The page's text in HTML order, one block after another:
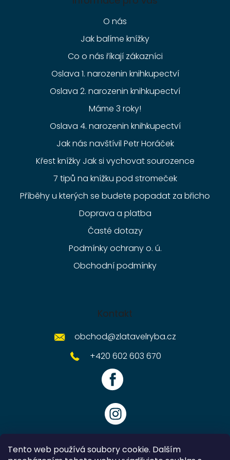
Tento web používá soubory cookie. Dalším
O nás
Jak balíme knížky
Co o nás říkají zákazníci
Oslava 1. narozenin knihkupectví
Oslava 2. narozenin knihkupectví
Máme 3 roky!
Oslava 4. narozenin knihkupectví
Jak nás navštívil Petr Horáček
Křest knížky Jak si vychovat sourozence
7 tipů na knížku pod stromeček
Příběhy u kterých se budete popadat za břicho
Doprava a platba
Časté dotazy
Podmínky ochrany o. ú.
Obchodní podmínky
Kontakt
obchod@zlatavelryba.cz
+420 602 603 670